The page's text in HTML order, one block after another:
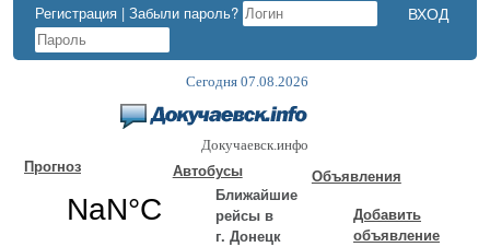
Регистрация | Забыли пароль?
Сегодня 07.08.2026
Докучаевск.инфо
Прогноз
Автобусы
Ближайшие
рейсы в
г. Донецк
Объявления
Добавить
объявление